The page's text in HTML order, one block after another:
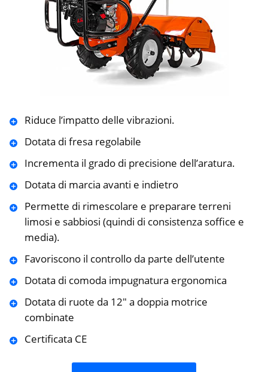
Riduce l’impatto delle vibrazioni.
Dotata di fresa regolabile
Incrementa il grado di precisione dell’aratura.
Dotata di marcia avanti e indietro
Permette di rimescolare e preparare terreni
limosi e sabbiosi (quindi di consistenza soffice e
media).
Favoriscono il controllo da parte dell’utente
Dotata di comoda impugnatura ergonomica
Dotata di ruote da 12″ a doppia motrice
combinate
Certificata CE